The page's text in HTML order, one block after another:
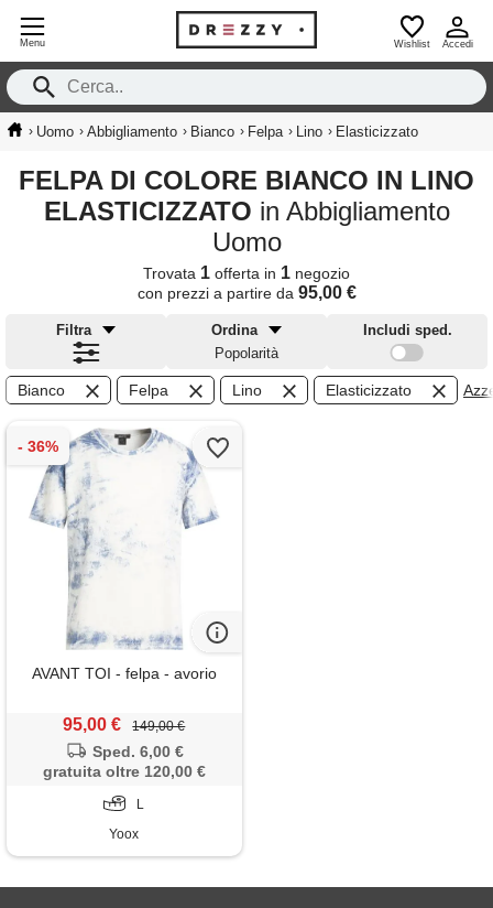
Menu Wishlist Accedi
› Uomo › Abbigliamento › Bianco › Felpa › Lino › Elasticizzato
FELPA DI COLORE BIANCO IN LINO
ELASTICIZZATO in Abbigliamento
Uomo
Trovata 1 offerta in 1 negozio
con prezzi a partire da 95,00 €
Filtra
Ordina
Popolarità
Includi sped.
Bianco Felpa Lino Elasticizzato
AVANT TOI - felpa - avorio
95,00 € 149,00 €
Sped. 6,00 €
gratuita oltre 120,00 €
L
Yoox